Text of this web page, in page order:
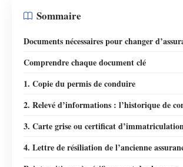
Sommaire
Documents nécessaires pour changer
Comprendre chaque document clé
1. Copie du permis de conduire
2. Relevé d’informations : l’historique de
3. Carte grise ou certificat
4. Lettre de résiliation de l’ancienne